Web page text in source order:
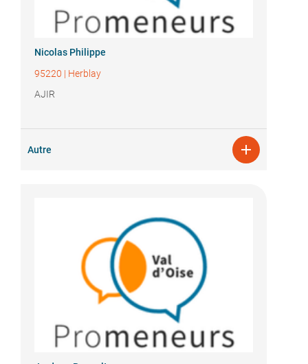
Nicolas Philippe
95220 | Herblay
AJIR
Autre 